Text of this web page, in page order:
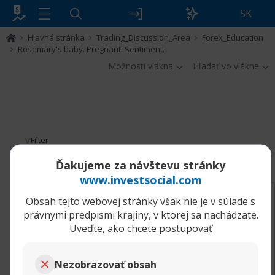
SK
Hlavná stránka Trading_Discussion_Area
Forex_Education
Rosemary's baby. Pregnant. Sentiment.
Možnosti vlákna Hľadať vo vlákne
Ďakujeme za návštevu stránky
www.investsocial.com
Obsah tejto webovej stránky však nie je v súlade s
právnymi predpismi krajiny, v ktorej sa nachádzate.
Uveďte, ako chcete postupovať
Nezobrazovať obsah
Filter
Rosemary's baby. Pregnant. Sentiment.
aadmindebugdebug
Senior člen
https://the-take.com/?URL=https://bi...nvar-